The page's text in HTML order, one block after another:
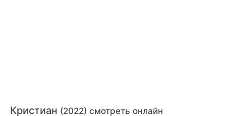
Кристиан (2022) смотреть онлайн